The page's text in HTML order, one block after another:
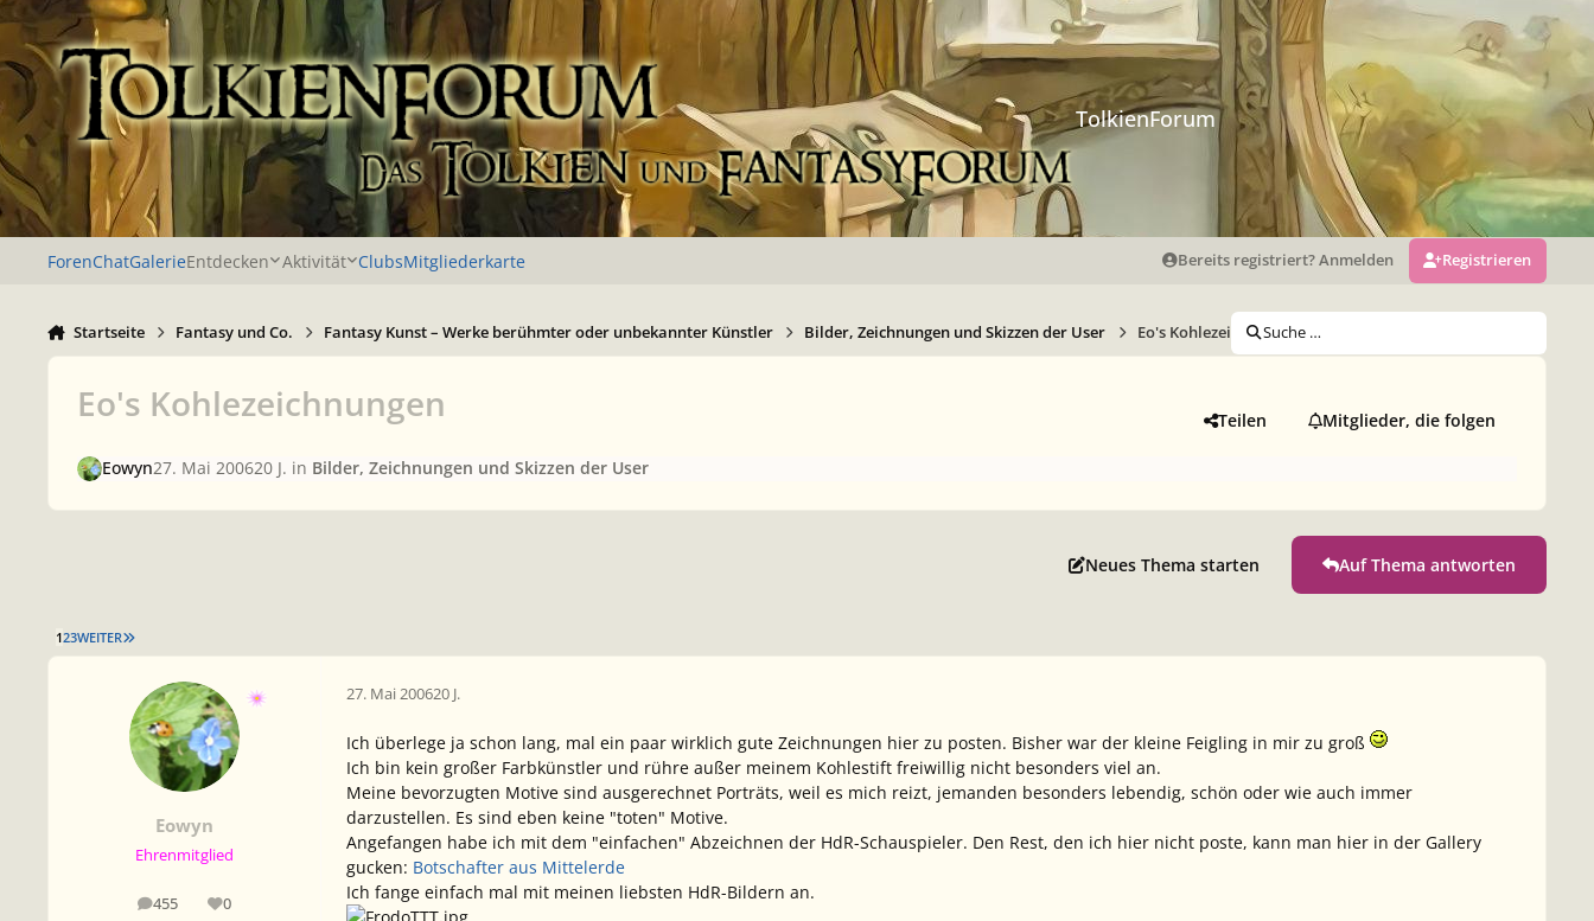
Zu Inhalt springen
TolkienForum
ForenChatGalerieEntdecken Aktivität ClubsMitgliederkarte Bereits registriert? Anmelden Registrieren
Startseite Fantasy und Co. Fantasy Kunst – Werke berühmter oder unbekannter Künstler Bilder, Zeichnungen und Skizzen der User Eo's Kohlezeichnungen
Suche …
Eo's Kohlezeichnungen Teilen Mitglieder, die folgen
Eowyn27. Mai 200620 J. in Bilder, Zeichnungen und Skizzen der User
Neues Thema starten Auf Thema antworten
123WEITER LETZTE SEITE
Eowyn
Ehrenmitglied
455
Beiträge 0
Reputation
27. Mai 200620 J.
Ich überlege ja schon lang, mal ein paar wirklich gute Zeichnungen hier zu posten. Bisher war der kleine Feigling in mir zu groß
Ich bin kein großer Farbkünstler und rühre außer meinem Kohlestift freiwillig nicht besonders viel an.
Meine bevorzugten Motive sind ausgerechnet Porträts, weil es mich reizt, jemanden besonders lebendig, schön oder wie auch immer
darzustellen. Es sind eben keine "toten" Motive.
Angefangen habe ich mit dem "einfachen" Abzeichnen der HdR-Schauspieler. Den Rest, den ich hier nicht poste, kann man hier in der Gallery
gucken: Botschafter aus Mittelerde
Ich fange einfach mal mit meinen liebsten HdR-Bildern an.